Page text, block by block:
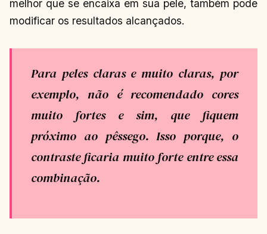
melhor que se encaixa em sua pele, também pode
modificar os resultados alcançados.
Para peles claras e muito claras, por
exemplo, não é recomendado cores
muito fortes e sim, que fiquem
próximo ao pêssego. Isso porque, o
contraste ficaria muito forte entre essa
combinação.